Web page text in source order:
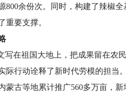
800余份次。同时，构建了辣椒
重要支撑。
写在祖国大地上，把成果留在农
行动诠释了新时代劳模的担当
蒙古等地累计推广560多万亩，